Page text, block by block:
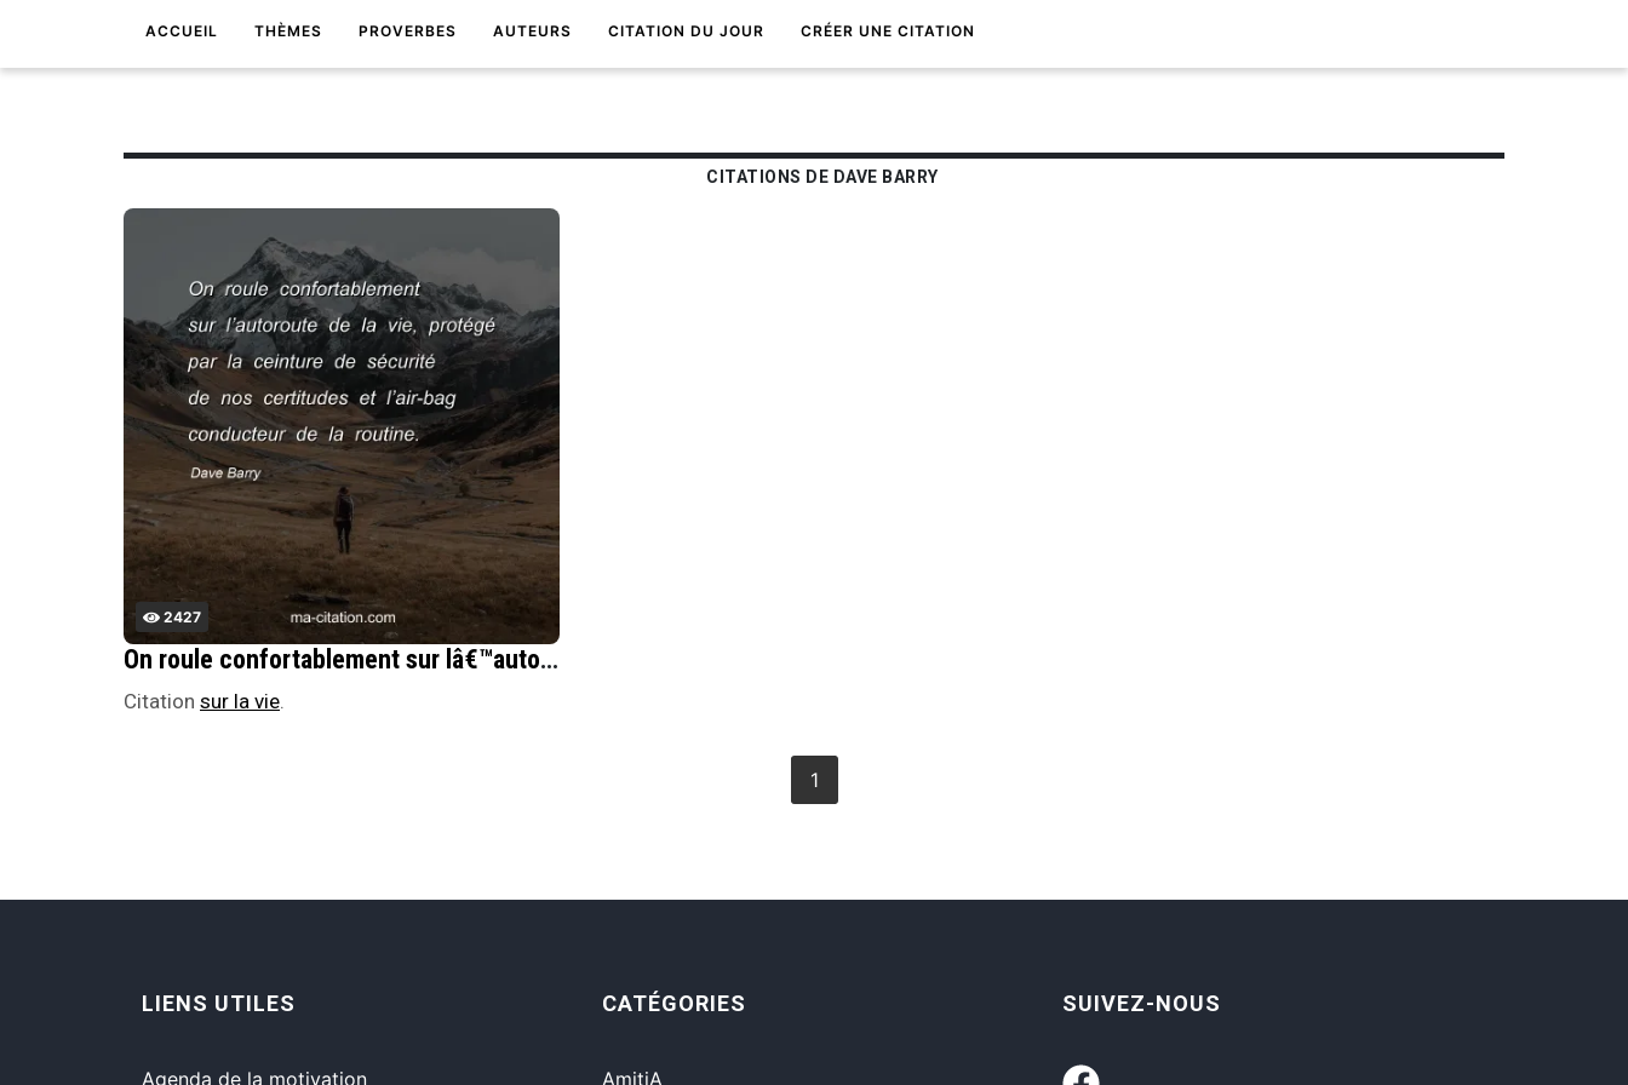
ACCUEIL THÈMES PROVERBES AUTEURS CITATION DU JOUR CRÉER UNE CITATION
CITATIONS DE DAVE BARRY
2427
On roule confortablement sur lâ€™autoroute de la vie, protÃ©gÃ© par la ceinture de sÃ©curitÃ© de nos certitudes et lâ€™air-bag conducteur de la routine.
Citation sur la vie.
1
LIENS UTILES
Agenda de la motivation
CATÉGORIES
AmitiA
SUIVEZ-NOUS